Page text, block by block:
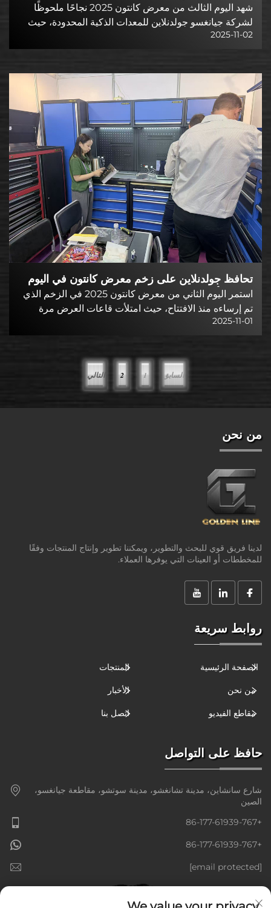
قيمتها عن مليون يوان صيني في اليوم الثالث من
معرض كانتون 2025، مما يعزز الشراكات التجارية
العالمية B2B
شهد اليوم الثالث من معرض كانتون 2025 نجاحًا ملحوظًا
لشركة جيانغسو جولدنلاين للمعدات الذكية المحدودة، حيث
استقطبت اهتمام المشترين الأوروبيين بحلولها عالية الجودة
لتخزين الأدوات وتجهيز ورش العمل. وقد لاقت منتجات
2025-11-02
تحافظ جولدنلاين على زخم معرض كانتون في اليوم
الثاني: تأمين نوايا طلبات جماعية ومحادثات تعاون
طويل الأجل مع الموزعين العالميين
استمر اليوم الثاني من معرض كانتون 2025 في الزخم الذي
تم إرساءه منذ الافتتاح، حيث امتلأت قاعات العرض مرة
أخرى بتدفق مستمر من المشترين الدوليين والموزعين
والمستوردين. وقد شهد جناح شركة جيانغسو جولدنلاين
2025-11-01
السابق 1
2 التالي
من نحن
لدينا فريق قوي للبحث والتطوير، ويمكننا تطوير وإنتاج المنتجات وفقًا
للمخططات أو العينات التي يوفرها العملاء.
روابط سريعة
الصفحة الرئيسية المنتجات
من نحن الأخبار
مقاطع الفيديو اتصل بنا
حافظ على التواصل
شارع سانشاين، مدينة تشانغشو، مدينة سوتشو، مقاطعة جيانغسو،
الصين
+86-177-61939-767
+86-177-61939-767
[email protected]